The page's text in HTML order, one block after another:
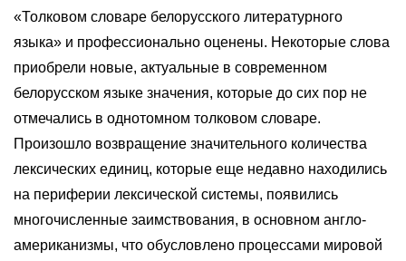
«Толковом словаре белорусского литературного
языка» и профессионально оценены. Некоторые слова
приобрели новые, актуальные в современном
белорусском языке значения, которые до сих пор не
отмечались в однотомном толковом словаре.
Произошло возвращение значительного количества
лексических единиц, которые еще недавно находились
на периферии лексической системы, появились
многочисленные заимствования, в основном англо-
американизмы, что обусловлено процессами мировой